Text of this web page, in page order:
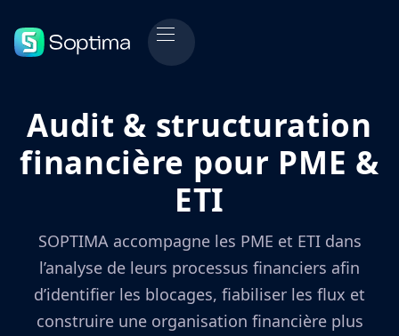
Audit & structuration
financière pour PME &
ETI
SOPTIMA accompagne les PME et ETI dans
l’analyse de leurs processus financiers afin
d’identifier les blocages, fiabiliser les flux et
construire une organisation financière plus